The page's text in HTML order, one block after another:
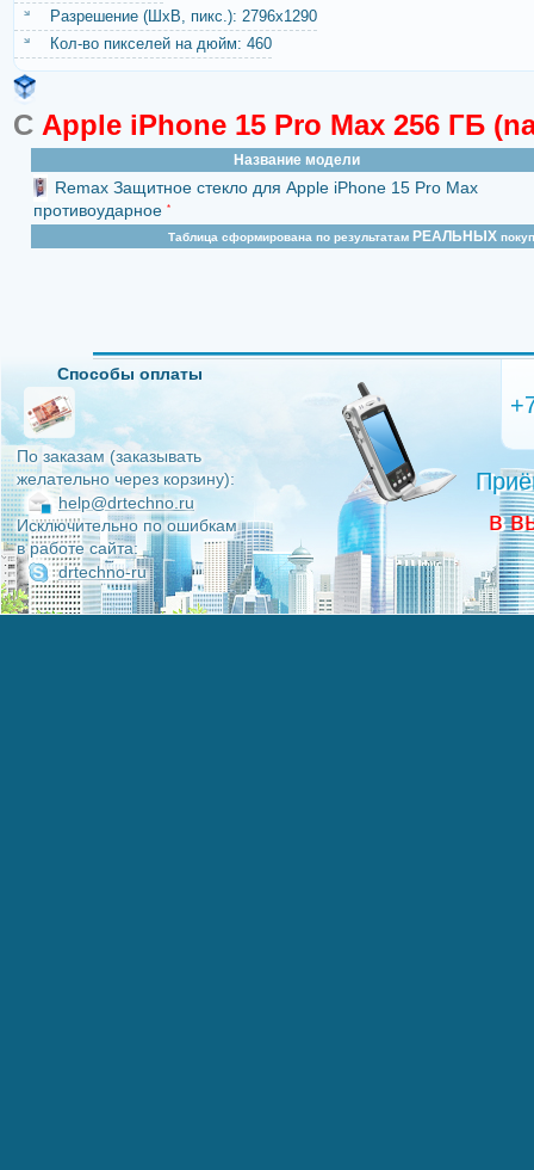
Разрешение (ШxВ, пикс.): 2796x1290
Кол-во пикселей на дюйм: 460
Фотокамера: 48 МП: 24 мм, диафрагма ƒ/1,78;
Фронтальная фотокамера: 12 МП
Система спутникового позиционирования: BeiDou, GPS, Galileo,
iBeacon, ГЛОНАСС
Процессор: Apple A17 Pro
Количество ядер: 6
ID № на сайте: 32533
С Apple iPhone 15 Pro Max 256 ГБ
Название модели
Remax Защитное стекло для Apple iPhone 15 Pro Max
противоударное *
Таблица сформирована по результатам РЕАЛЬНЫХ
Способы оплаты
По заказам (заказывать
желательно через корзину):
help@drtechno.ru
Исключительно по ошибкам
в работе сайта:
drtechno-ru
в